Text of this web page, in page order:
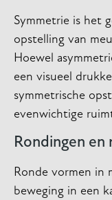
Symmetrie is het
opstelling van
Hoewel
een visueel
symmetrische
evenwichtige
Rondingen en
Ronde vormen in
beweging in een